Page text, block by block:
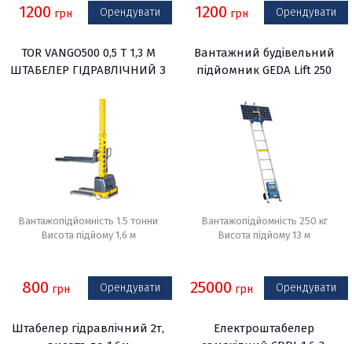
1200 грн Орендувати 1200 грн Орендувати
TOR VANGO500 0,5 Т 1,3 М
ШТАБЕЛЕР ГІДРАВЛІЧНИЙ З
Вантажопідйомність 1.5 тонни
Висота підйому 1,6 м
800 грн Орендувати
Вантажний будівельний
підйомник GEDA Lift 250
Вантажопідйомність 250 кг
Висота підйому 13 м
25000 грн Орендувати
Штабелер гідравлічний 2т,
Електроштабелер